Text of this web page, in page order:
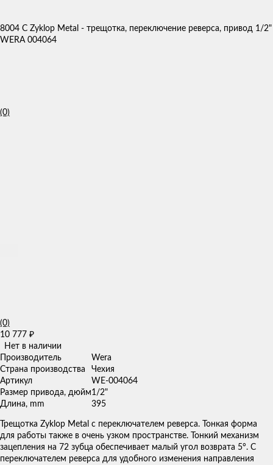
8004 C Zyklop Metal - трещотка, переключение реверса, привод 1/2"
WERA 004064
(0)
(0)
10 777 ₽
Нет в наличии
Производитель
Wera
Страна производства
Чехия
Артикул
WE-004064
Размер привода, дюйм1/2"
Длина, mm
395
Трещотка Zyklop Metal с переключателем реверса. Тонкая форма
для работы также в очень узком пространстве. Тонкий механизм
зацепления на 72 зубца обеспечивает малый угол возврата 5°. С
переключателем реверса для удобного изменения направления